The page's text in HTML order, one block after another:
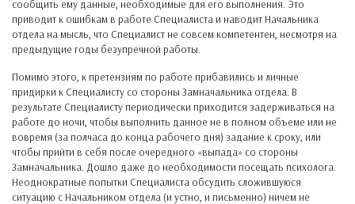
сообщить ему данные, необходимые для его выполнения. Это
приводит к ошибкам в работе Специалиста и наводит Начальника
отдела на мысль, что Специалист не совсем компетентен, несмотря на
предыдущие годы безупречной работы.
Помимо этого, к претензиям по работе прибавились и личные
придирки к Специалисту со стороны Замначальника отдела. В
результате Специалисту периодически приходится задерживаться на
работе до ночи, чтобы выполнить данное не в полном объеме или не
вовремя (за полчаса до конца рабочего дня) задание к сроку, или
чтобы прийти в себя после очередного «выпада» со стороны
Замначальника. Дошло даже до необходимости посещать психолога.
Неоднократные попытки Специалиста обсудить сложившуюся
ситуацию с Начальником отдела (и устно, и письменно) ничем не